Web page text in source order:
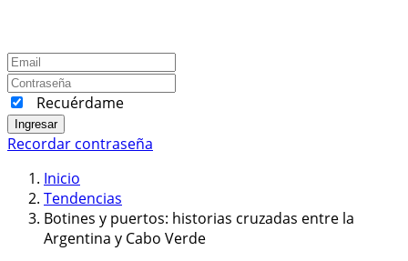
Recuérdame
Ingresar
Recordar contraseña
Inicio
Tendencias
Botines y puertos: historias cruzadas entre la
Argentina y Cabo Verde